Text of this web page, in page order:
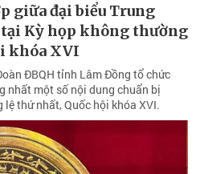
giữa đại biểu Trung
Kỳ họp không thường
khóa XVI
ĐBQH tỉnh Lâm Đồng tổ chức
nhất một số nội dung chuẩn bị
thứ nhất, Quốc hội khóa XVI.